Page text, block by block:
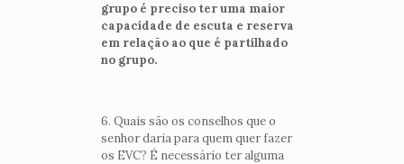
grupo é preciso ter uma maior
capacidade de escuta e reserva
em relação ao que é partilhado
no grupo.
6. Quais são os conselhos que o
senhor daria para quem quer fazer
os EVC? É necessário ter alguma